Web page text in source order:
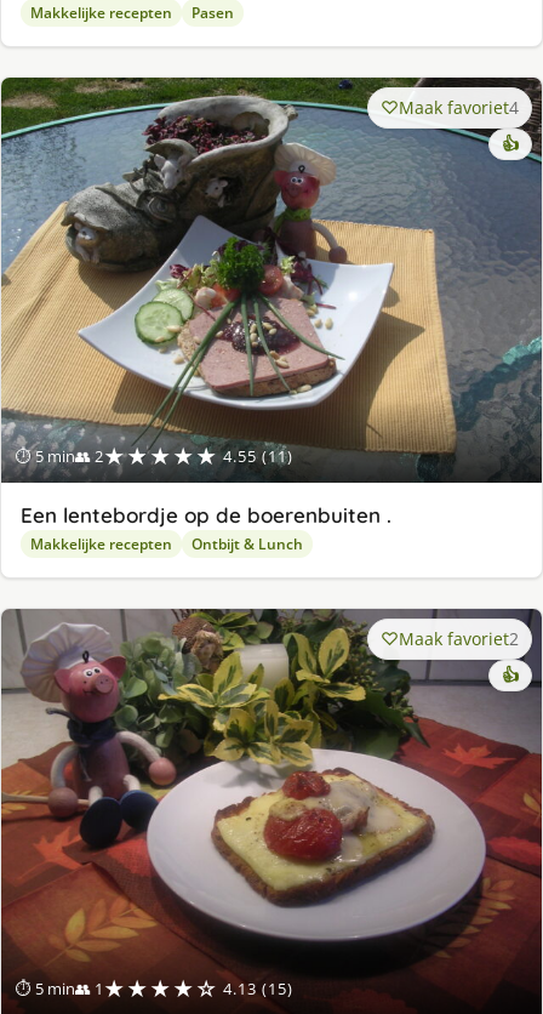
Makkelijke recepten Pasen
⏱ 5 min👥 2★★★★★ 4.55 (11)
Maak favoriet4
👍
Een lentebordje op de boerenbuiten .
Makkelijke recepten Ontbijt & Lunch
⏱ 5 min👥 1 ★★★★☆ 4.13 (15)
Maak favoriet2
👍